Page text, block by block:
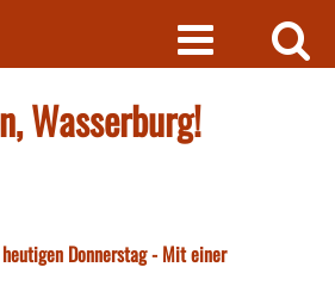
Wasserburg!
Donnerstag - Mit einer